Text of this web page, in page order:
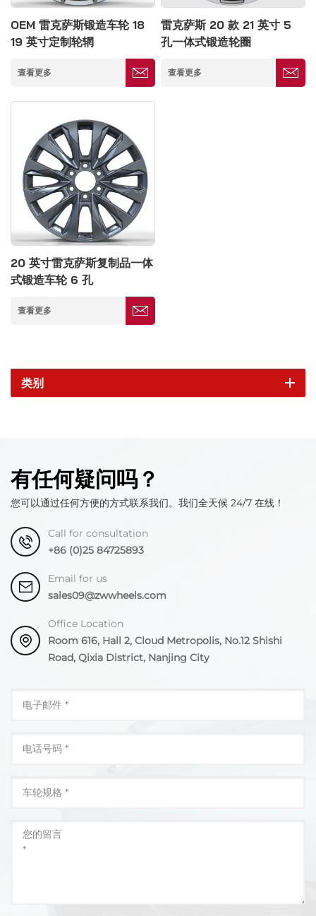
OEM 雷克萨斯锻造车轮 18
19 英寸定制轮辋
查看更多
雷克萨斯 20 款 21 英寸 5
孔一体式锻造轮圈
查看更多
20 英寸雷克萨斯复制品一体
式锻造车轮 6 孔
查看更多
类别
有任何疑问吗？
您可以通过任何方便的方式联系我们。我们全天候 24/7 在线！
Call for consultation
+86 (0)25 84725893
Email for us
sales09@zwwheels.com
Office Location
Room 616, Hall 2, Cloud Metropolis, No.12 Shishi
Road, Qixia District, Nanjing City